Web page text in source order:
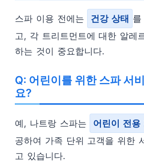
스파 이용 전에는 건강 상태 를
고, 각 트리트먼트에 대한 알레
하는 것이 중요합니다.
Q: 어린이를 위한 스파 서
요?
예, 나트랑 스파는 어린이 전용
공하여 가족 단위 고객을 위한
고 있습니다.